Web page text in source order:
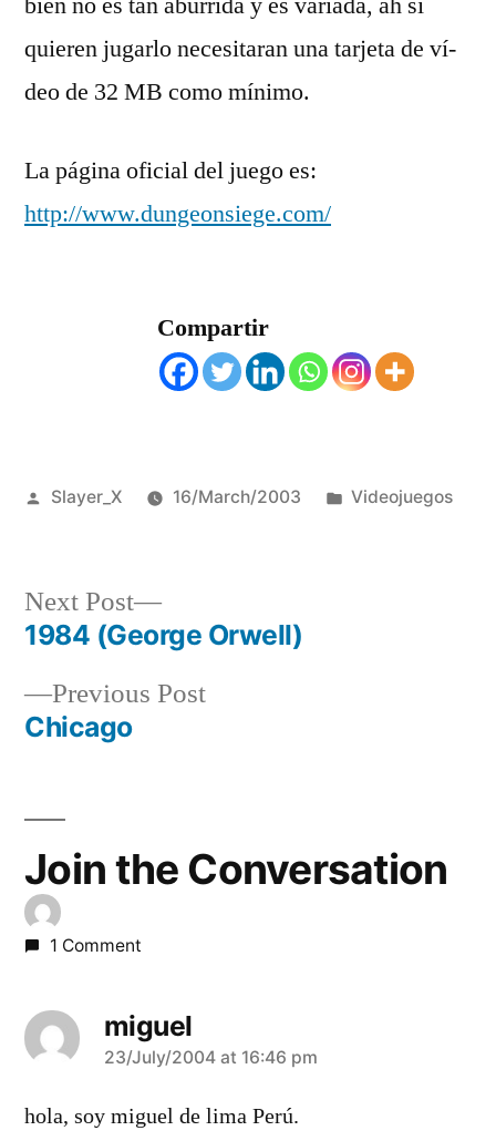
quieren jugarlo necesitaran una tarjeta de ví­
deo de 32 MB como mí­nimo.
La página oficial del juego es:
http://www.dungeonsiege.com/
Compartir
Posted
Slayer_X 16/March/2003
Posted
Videojuegos
Post
navigation
Previous PostPrevious
Chicago
Next Post
Next
post:
1984 (George Orwell)
Join the Conversation
1 Comment
miguel
says:
23/July/2004 at 16:46 pm
hola, soy miguel de lima Perú.